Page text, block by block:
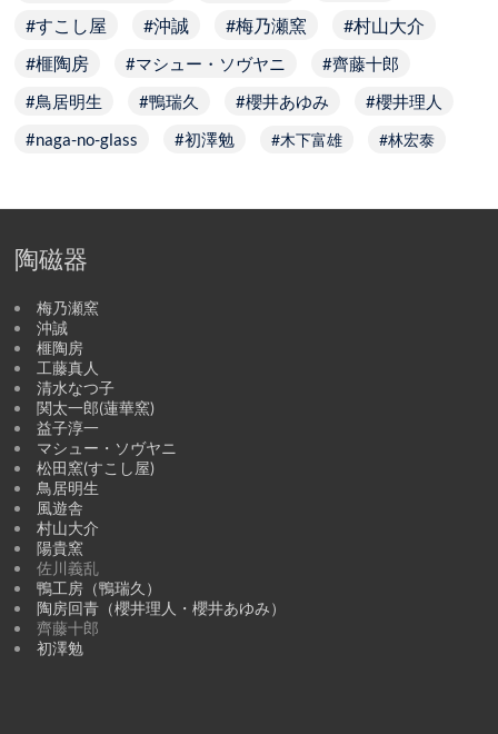
すこし屋
沖誠 梅乃瀬窯 村山大介
榧陶房 マシュー・ソヴヤニ
齊藤十郎
鳥居明生
鴨瑞久 櫻井あゆみ
櫻井理人
naga-no-glass
初澤勉 木下富雄 林宏泰
陶磁器
梅乃瀬窯
沖誠
榧陶房
工藤真人
清水なつ子
関太一郎(蓮華窯)
益子淳一
マシュー・ソヴヤニ
松田窯(すこし屋)
鳥居明生
風遊舎
村山大介
陽貴窯
佐川義乱
鴨工房（鴨瑞久）
陶房回青（櫻井理人・櫻井あゆみ）
齊藤十郎
初澤勉